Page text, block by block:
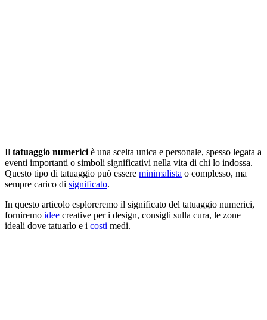
Il tatuaggio numerici è una scelta unica e personale, spesso legata a
eventi importanti o simboli significativi nella vita di chi lo indossa.
Questo tipo di tatuaggio può essere minimalista o complesso, ma
sempre carico di significato.
In questo articolo esploreremo il significato del tatuaggio numerici,
forniremo idee creative per i design, consigli sulla cura, le zone
ideali dove tatuarlo e i costi medi.